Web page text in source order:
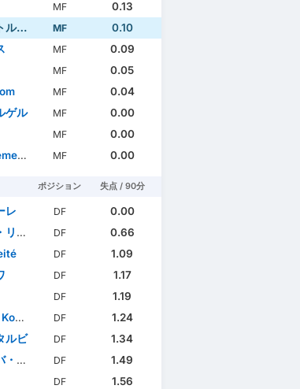
MF
0.13
ンゴ
MF
0.10
MF
0.09
MF
0.05
MF
0.04
ゲル
MF
0.00
MF
0.00
MF 0.00
ポジション 失点 / 90分
レ DF
0.00
ス
DF
0.66
DF
1.09
DF
1.17
DF
1.19
DF
1.24
ルビ
DF
1.34
ダ
DF
1.49
DF 1.56